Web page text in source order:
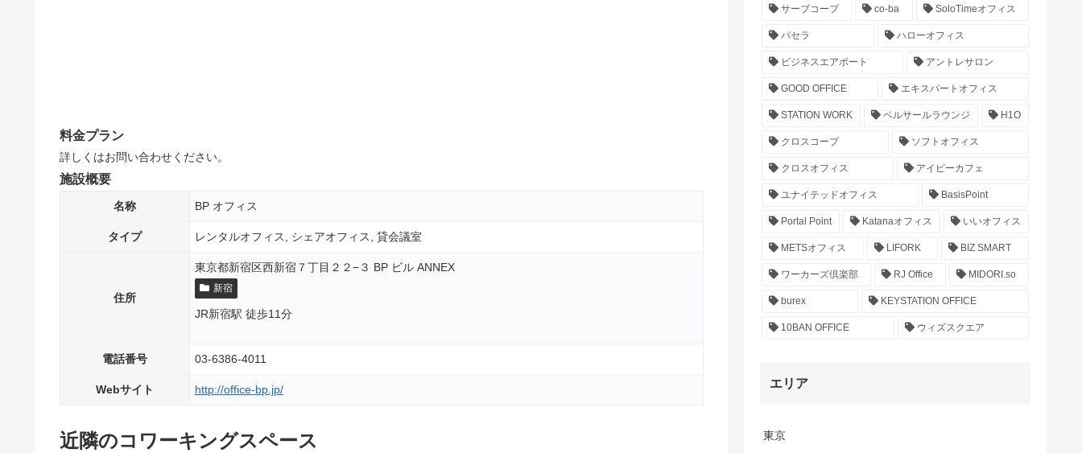
料金プラン
詳しくはお問い合わせください。
施設概要
名称 BP オフィス
タイプ レンタルオフィス, シェアオフィス, 貸会議室
住所
東京都新宿区西新宿７丁目２２−３ BP ビル ANNEX
新宿
JR新宿駅 徒歩11分
電話番号 03-6386-4011
Webサイト http://office-bp.jp/
近隣のコワーキングスペース
サーブコープ co-ba SoloTimeオフィス
パセラ ハローオフィス
ビジネスエアポート アントレサロン
GOOD OFFICE エキスパートオフィス
STATION WORK ベルサールラウンジ H1O
クロスコープ ソフトオフィス
クロスオフィス アイビーカフェ
ユナイテッドオフィス BasisPoint
Portal Point Katanaオフィス いいオフィス
METSオフィス LIFORK BIZ SMART
ワーカーズ倶楽部 RJ Office MIDORI.so
burex KEYSTATION OFFICE
10BAN OFFICE ウィズスクエア
エリア
東京